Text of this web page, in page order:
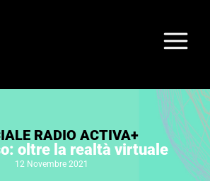
RADIO ACTIVA+
oltre la realtà virtuale
12 Novembre 2021